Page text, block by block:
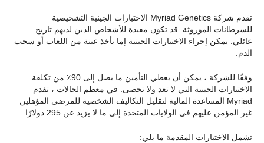
تقدم شركة Myriad Genetics الاختبارات الجينية التشخيصية
للسرطانات الموروثة. قد تكون مفيدة للأشخاص الذين لديهم تاريخ
عائلي. يمكن إجراء الاختبارات الجينية إما بأخذ عينة من اللعاب أو سحب
الدم.
وفقًا للشركة ، يمكن أن يغطي التأمين ما يصل إلى 90٪ من تكلفة
الاختبارات الجينية التي لا تعد ولا تحصى. في معظم الحالات ، تقدم
Myriad المساعدة المالية لتقليل التكاليف الشخصية للمرضى المؤهلين
غير المؤمن عليهم في الولايات المتحدة إلى ما لا يزيد عن 295 دولارًا.
تشمل الاختبارات المقدمة ما يلي: